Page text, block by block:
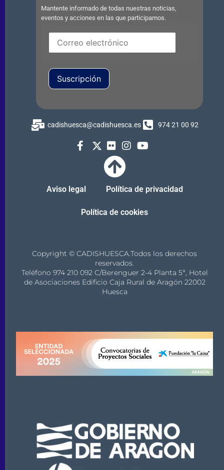
Mantente informado de todas nuestras noticias,
eventos y acciones en las que participamos.
Suscripción
cadishuesca@cadishuesca.es 974 21 00 92
Aviso legal Política de privacidad
Política de cookies
Copyright © CADISHUESCA.Todos los derechos
reservados.
Teléfono 974 210 092 C/Berenguer 2-4 Planta 5ª, Hotel
de Asociaciones Edificio Caja Rural de Aragón 22002
Huesca